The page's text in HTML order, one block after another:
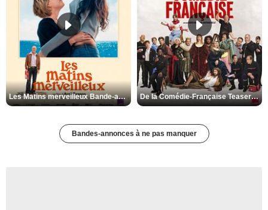
Les Matins merveilleux Bande-annonce VF De la Comédie-Française Teaser VF
Bandes-annonces à ne pas manquer